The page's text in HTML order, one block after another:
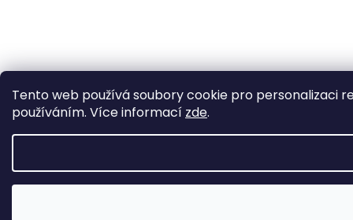
Tento web používá soubory cookie pro personalizaci
používáním. Více informací zde.